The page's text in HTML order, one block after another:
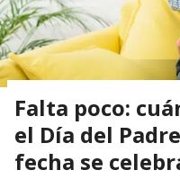
Falta poco:
el Día del
fecha se